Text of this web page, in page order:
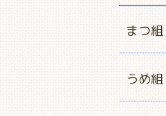
まつ組
うめ組